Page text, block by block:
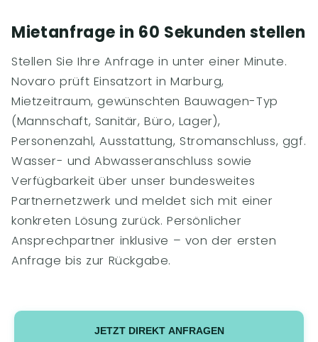
Mietanfrage in 60 Sekunden stellen
Stellen Sie Ihre Anfrage in unter einer Minute.
Novaro prüft Einsatzort in Marburg,
Mietzeitraum, gewünschten Bauwagen-Typ
(Mannschaft, Sanitär, Büro, Lager),
Personenzahl, Ausstattung, Stromanschluss, ggf.
Wasser- und Abwasseranschluss sowie
Verfügbarkeit über unser bundesweites
Partnernetzwerk und meldet sich mit einer
konkreten Lösung zurück. Persönlicher
Ansprechpartner inklusive – von der ersten
Anfrage bis zur Rückgabe.
JETZT DIREKT ANFRAGEN